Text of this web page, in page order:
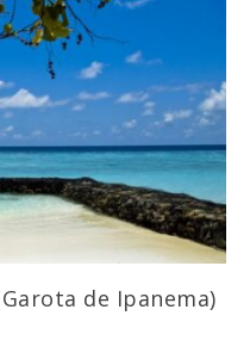
de Ipanema)